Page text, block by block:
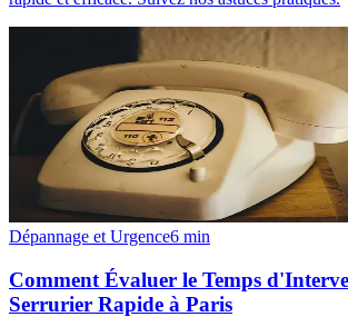
Dépannage et Urgence6 min
Comment Évaluer le Temps
Serrurier Rapide à Paris